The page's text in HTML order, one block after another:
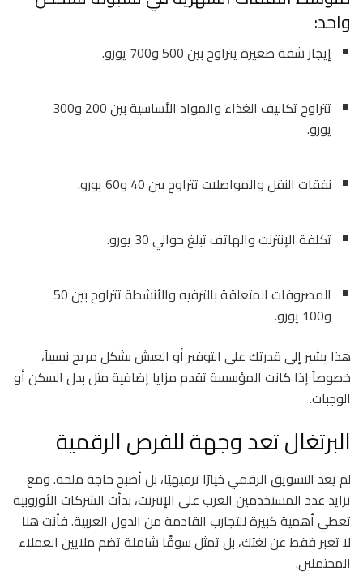
واحد:
إيجار شقة صغيرة يتراوح بين 500 و700 يورو.
تتراوح تكاليف الغذاء والمواد الأساسية بين 200 و300
يورو.
نفقات النقل والمواصلات تتراوح بين 40 و60 يورو.
تكلفة الإنترنت والهاتف تبلغ حوالي 30 يورو.
المصروفات المتعلقة بالترفيه والأنشطة تتراوح بين 50
و100 يورو.
هذا يشير إلى قدرتك على التوفير أو العيش بشكل مريح نسبياً،
خصوصاً إذا كانت المؤسسة تقدم مزايا إضافية مثل بدل السكن أو
الوجبات.
البرتغال تعد وجهة للفرص الرقمية
لم يعد التسويق الرقمي خيارًا ترفيهيًا، بل أصبح حاجة ملحة. ومع
تزايد عدد المستخدمين العرب على الإنترنت، بدأت الشركات الأوروبية
تعطي أهمية كبيرة للتجارب القادمة من الدول العربية. فأنت هنا
لا تعبر فقط عن لغتك، بل تمثل سوقًا شاملة تضم ملايين العملاء
المحتملين.